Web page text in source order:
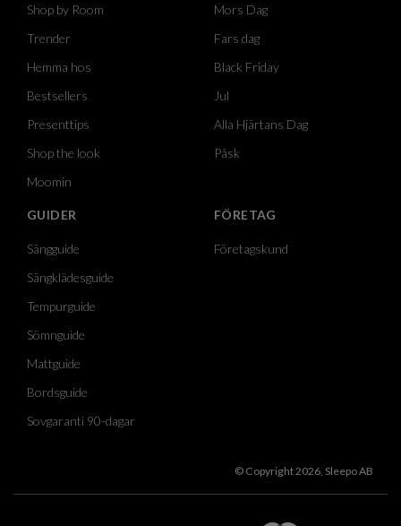
Shop by Room
Trender
Hemma hos
Bestsellers
Presenttips
Shop the look
Moomin
Mors Dag
Fars dag
Black Friday
Jul
Alla Hjärtans Dag
Påsk
GUIDER
Sängguide
Sängklädesguide
Tempurguide
Sömnguide
Mattguide
Bordsguide
Sovgaranti 90-dagar
FÖRETAG
Företagskund
© Copyright 2026, Sleepo AB